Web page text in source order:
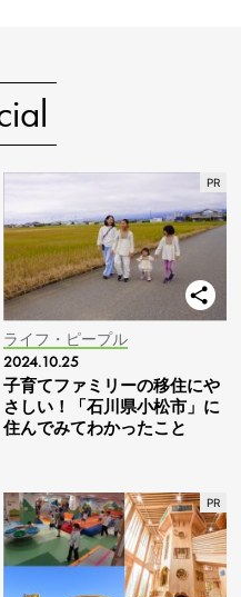
ライフ・ピープル
2024.10.25
子育てファミリーの移住にや
さしい！「石川県小松市」に
住んでみてわかったこと